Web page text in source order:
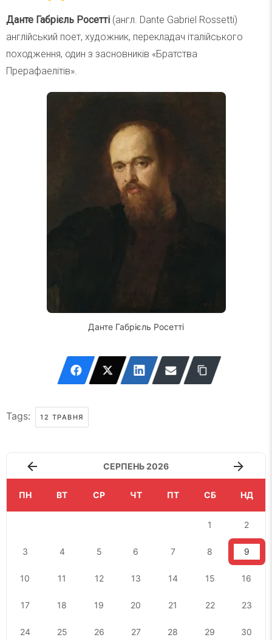
Данте Габрієль Росетті (англ. Dante Gabriel Rossetti)
англійський поет, художник, перекладач італійського
походження, один з засновників «Братства
Прерафаелітів».
Данте Габрієль Росетті
Tags: 12 ТРАВНЯ
СЕРПЕНЬ 2026
ПН ВТ СР ЧТ ПТ СБ НД
1 2
3 4 5 6 7 8 9
10 11 12 13 14 15 16
17 18 19 20 21 22 23
24 25 26 27 28 29 30